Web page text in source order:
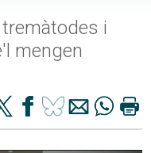
i
mengen